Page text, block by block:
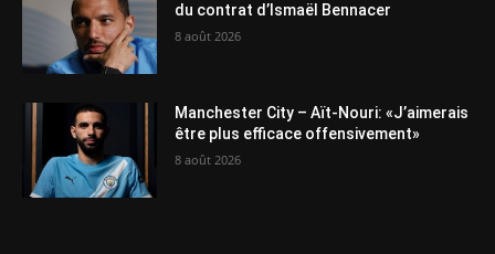
du contrat d’Ismaël Bennacer
8 août 2026
Manchester City – Aït-Nouri: «J’aimerais
être plus efficace offensivement»
8 août 2026